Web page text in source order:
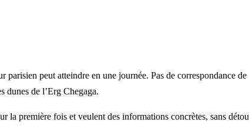
parisien peut atteindre en une journée. Pas de correspondance
dunes de l’Erg Chegaga.
la première fois et veulent des informations concrètes, sans